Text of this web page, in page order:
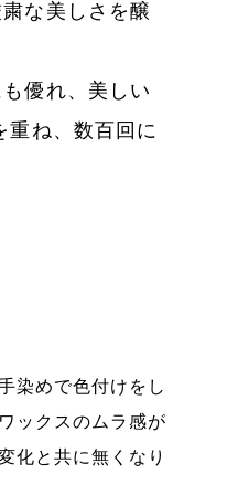
な美しさを醸
優れ、美しい
重ね、数百回に
染めで色付けをし
ックスのムラ感が
化と共に無くなり